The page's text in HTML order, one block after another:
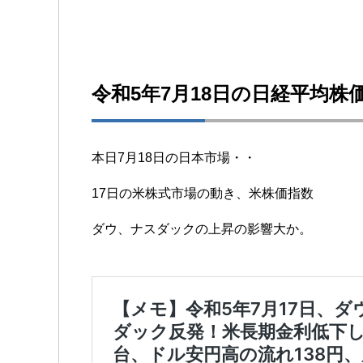
令和5年7月18日の日経平均株
本日7月18日の日本市場・・
17日の米株式市場の動き、米株価指数
ダウ、ナスダックの上昇の影響大か。